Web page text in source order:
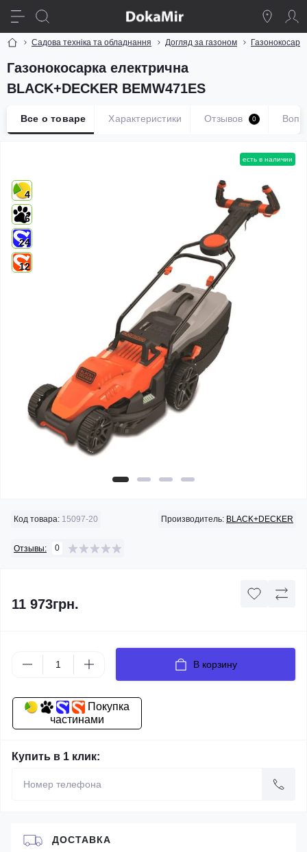
Садова техніка та обладнання Догляд за газоном
Газонокосарка електрична
BLACK+DECKER BEMW471ES
Все о товаре Характеристики Отзывов 0
есть в наличии
4
6
24
12
Код товара: 15097-20 Производитель: BLACK+DECKER
Отзывы: 0
11 973грн.
В корзину
частинами
Купить в 1 клик:
ДОСТАВКА